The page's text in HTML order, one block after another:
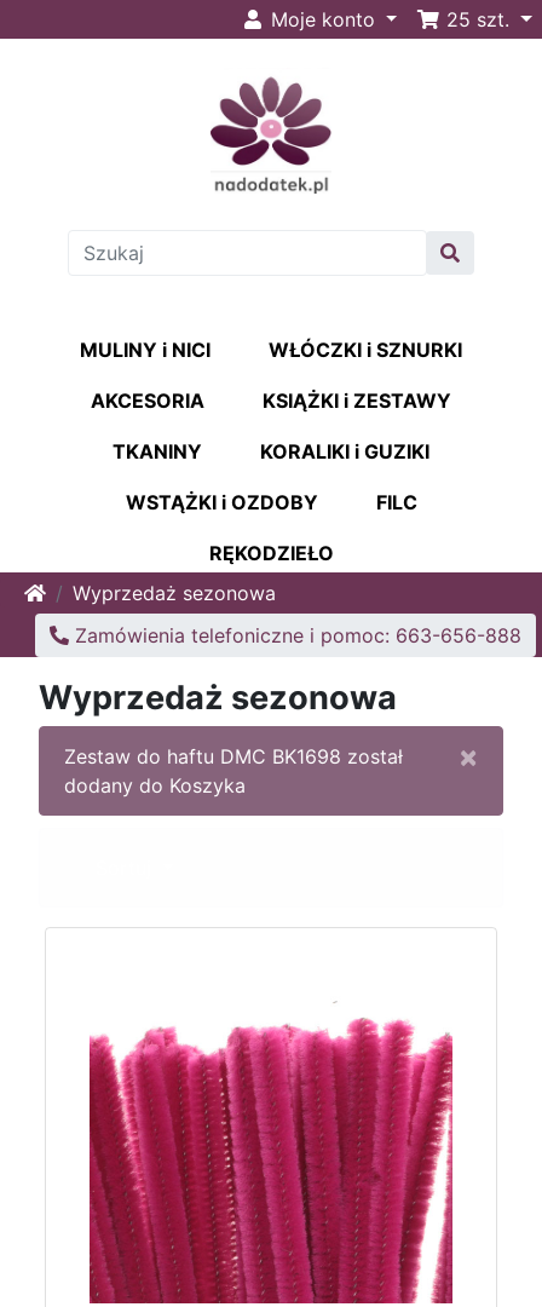
Moje konto 25 szt.
MULINY i NICI WŁÓCZKI i SZNURKI
AKCESORIA KSIĄŻKI i ZESTAWY
TKANINY KORALIKI i GUZIKI
WSTĄŻKI i OZDOBY FILC
RĘKODZIEŁO
HomeWyprzedaż sezonowa
Zamówienia telefoniczne i pomoc: 663-656-888
Wyprzedaż sezonowa
×
Zestaw do haftu DMC BK1698 został
dodany do Koszyka